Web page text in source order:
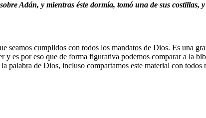
Adán, y mientras éste dormía, tomó una de sus
seamos cumplidos con todos los mandatos de Dios. Es una
es por eso que de forma figurativa podemos comparar a la
palabra de Dios, incluso compartamos este material con todos